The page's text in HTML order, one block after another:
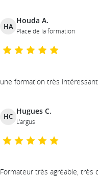
HA
Houda A.
Place de la formation
une formation très
HC
Hugues C.
L'argus
Formateur très agréable, très